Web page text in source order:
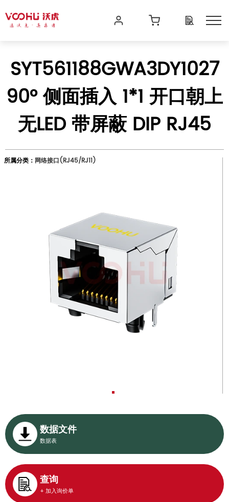
SYT561188GWA3DY1027
90° 侧面插入 1*1 开口朝上
无LED 带屏蔽 DIP RJ45
所属分类： 网络接口(RJ45/RJ11)
数据文件
数据表
查询
+ 加入询价单